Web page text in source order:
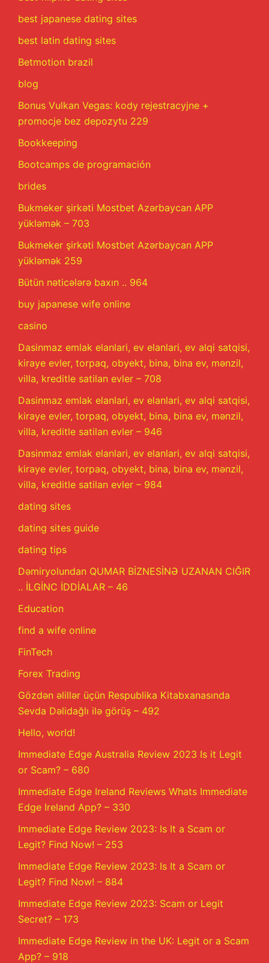
best japanese dating sites
best latin dating sites
Betmotion brazil
blog
Bonus Vulkan Vegas: kody rejestracyjne +
promocje bez depozytu 229
Bookkeeping
Bootcamps de programación
brides
Bukmeker şirkəti Mostbet Azərbaycan APP
yükləmək – 703
Bukmeker şirkəti Mostbet Azərbaycan APP
yükləmək 259
Bütün nəticələrə baxın .. 964
buy japanese wife online
casino
Dasinmaz emlak elanlari, ev elanlari, ev alqi satqisi,
kiraye evler, torpaq, obyekt, bina, bina ev, mənzil,
villa, kreditle satilan evler – 708
Dasinmaz emlak elanlari, ev elanlari, ev alqi satqisi,
kiraye evler, torpaq, obyekt, bina, bina ev, mənzil,
villa, kreditle satilan evler – 946
Dasinmaz emlak elanlari, ev elanlari, ev alqi satqisi,
kiraye evler, torpaq, obyekt, bina, bina ev, mənzil,
villa, kreditle satilan evler – 984
dating sites
dating sites guide
dating tips
Dəmiryolundan QUMAR BİZNESİNƏ UZANAN CIĞIR
.. İLGİNC İDDİALAR – 46
Education
find a wife online
FinTech
Forex Trading
Gözdən əlillər üçün Respublika Kitabxanasında
Sevda Dəlidağlı ilə görüş – 492
Hello, world!
Immediate Edge Australia Review 2023 Is it Legit
or Scam? – 680
Immediate Edge Ireland Reviews Whats Immediate
Edge Ireland App? – 330
Immediate Edge Review 2023: Is It a Scam or
Legit? Find Now! – 253
Immediate Edge Review 2023: Is It a Scam or
Legit? Find Now! – 884
Immediate Edge Review 2023: Scam or Legit
Secret? – 173
Immediate Edge Review in the UK: Legit or a Scam
App? – 918